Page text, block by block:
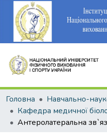
Головна